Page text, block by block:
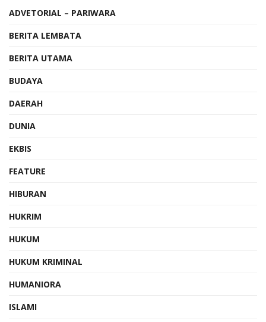
ADVETORIAL – PARIWARA
BERITA LEMBATA
BERITA UTAMA
BUDAYA
DAERAH
DUNIA
EKBIS
FEATURE
HIBURAN
HUKRIM
HUKUM
HUKUM KRIMINAL
HUMANIORA
ISLAMI